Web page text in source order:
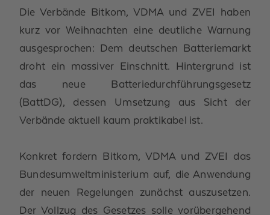
Die Verbände Bitkom, VDMA und ZVEI haben
kurz vor Weihnachten eine deutliche Warnung
ausgesprochen: Dem deutschen Batteriemarkt
droht ein massiver Einschnitt. Hintergrund ist
das neue Batteriedurchführungsgesetz
(BattDG), dessen Umsetzung aus Sicht der
Verbände aktuell kaum praktikabel ist.
Konkret fordern Bitkom, VDMA und ZVEI das
Bundesumweltministerium auf, die Anwendung
der neuen Regelungen zunächst auszusetzen.
Der Vollzug des Gesetzes solle vorübergehend